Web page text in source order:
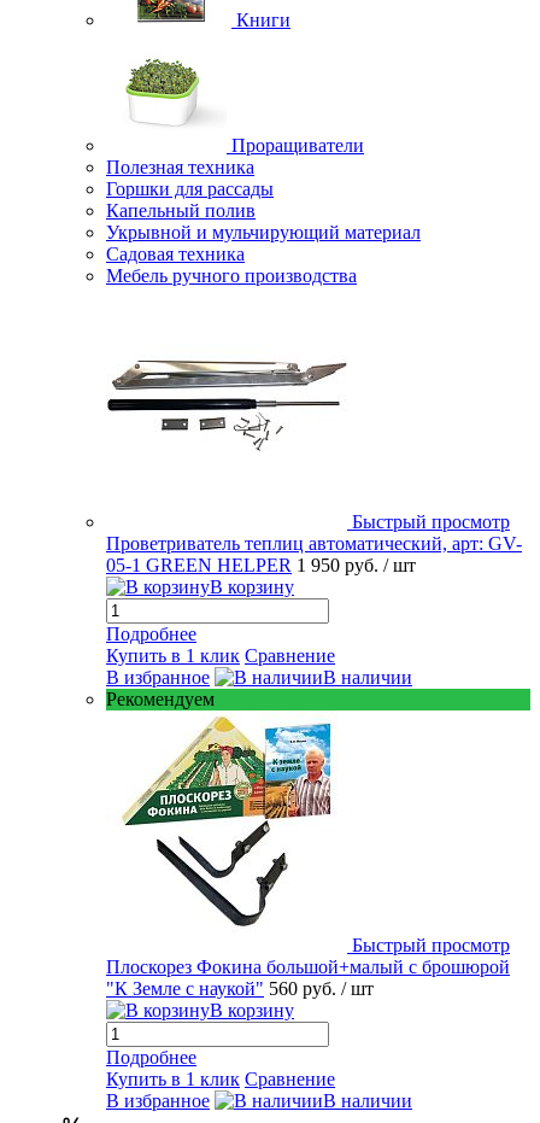
Книги
Проращиватели
Полезная техника
Горшки для рассады
Капельный полив
Укрывной и мульчирующий материал
Садовая техника
Мебель ручного производства
Быстрый просмотр
Проветриватель теплиц автоматический, арт: GV-
05-1 GREEN HELPER 1 950 руб. / шт
В корзину
Подробнее
Купить в 1 клик Сравнение
В избранное
В наличии
Рекомендуем
Быстрый просмотр
Плоскорез Фокина большой+малый с брошюрой
"К Земле с наукой" 560 руб. / шт
В корзину
Подробнее
Купить в 1 клик Сравнение
В избранное
В наличии